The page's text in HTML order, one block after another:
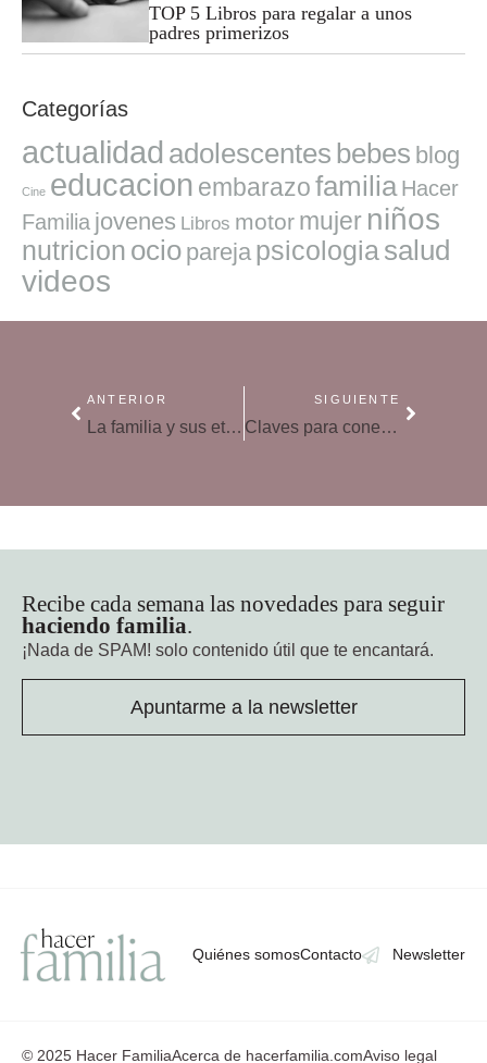
TOP 5 Libros para regalar a unos
padres primerizos
Categorías
actualidad adolescentes bebes blog
Cine educacion embarazofamilia Hacer
Familia jovenes Libros motor mujer niños
nutricion ocio pareja psicologiasalud
videos
ANTERIOR
La familia y sus etapas del ciclo vital: ¿en cuál te encuentras?
SIGUIENTE
Claves para conectar con tus hijos
Recibe cada semana las novedades para seguir
haciendo familia.
¡Nada de SPAM! solo contenido útil que te encantará.
Apuntarme a la newsletter
Quiénes somosContacto Newsletter
© 2025 Hacer FamiliaAcerca de hacerfamilia.comAviso legal